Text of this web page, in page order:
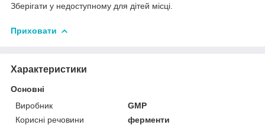
Зберігати у недоступному для дітей місці.
Приховати
Характеристики
Основні
Виробник
GMP
Корисні речовини
ферменти